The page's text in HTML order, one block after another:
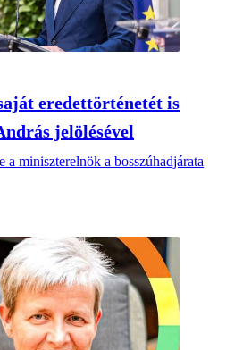
eredettörténetét is
jelölésével
a miniszterelnök a bosszúhadjárata